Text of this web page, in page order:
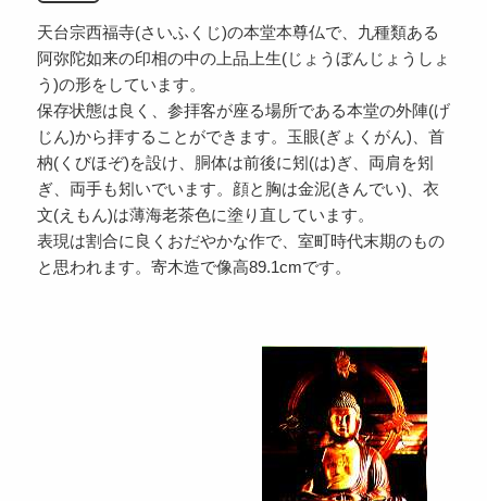
天台宗西福寺(さいふくじ)の本堂本尊仏で、九種類ある
阿弥陀如来の印相の中の上品上生(じょうぼんじょうしょ
う)の形をしています。
保存状態は良く、参拝客が座る場所である本堂の外陣(げ
じん)から拝することができます。玉眼(ぎょくがん)、首
枘(くびほぞ)を設け、胴体は前後に矧(は)ぎ、両肩を矧
ぎ、両手も矧いでいます。顔と胸は金泥(きんでい)、衣
文(えもん)は薄海老茶色に塗り直しています。
表現は割合に良くおだやかな作で、室町時代末期のもの
と思われます。寄木造で像高89.1cmです。